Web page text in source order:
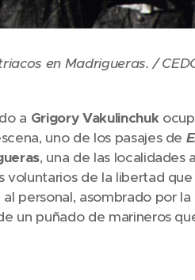
en Madrigueras. /
a Grigory Vakulinchuk
uno de los pasajes de
, una de las localidades
voluntarios de la libertad
personal, asombrado por
un puñado de marineros